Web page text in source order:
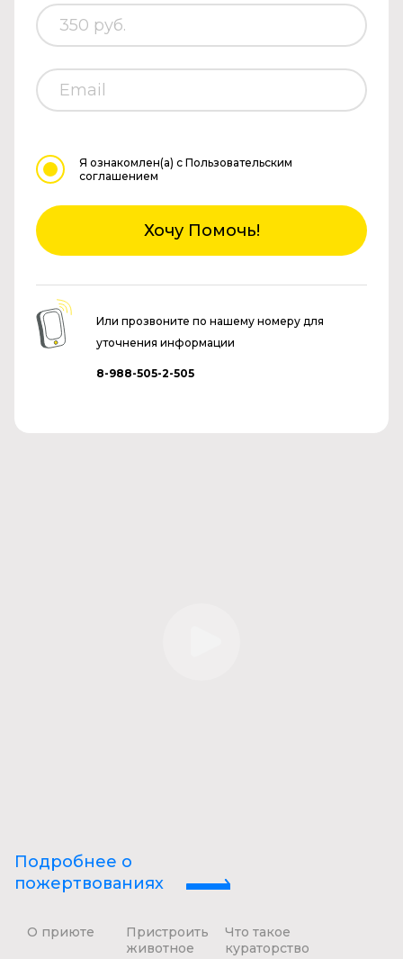
Я ознакомлен(а) с Пользовательским
соглашением
Хочу Помочь!
Или прозвоните по нашему номеру для
уточнения информации
8-988-505-2-505
Подробнее о
пожертвованиях
О приюте
Пристроить
животное
Что такое
кураторство